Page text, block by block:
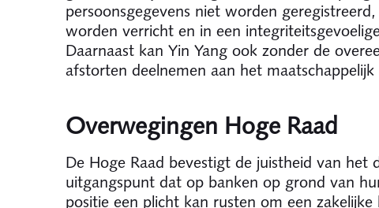
persoonsgegevens niet worden
worden verricht en in een
Daarnaast kan Yin Yang ook zonder de
afstorten deelnemen aan het maatschappelijk
Overwegingen Hoge Raad
De Hoge Raad bevestigt de juistheid van het
uitgangspunt dat op banken op grond van
positie een plicht kan rusten om een